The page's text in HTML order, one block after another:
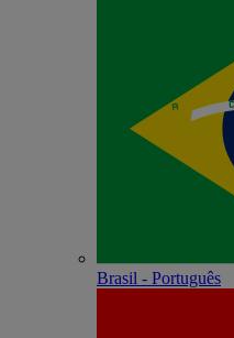
Brasil - Português